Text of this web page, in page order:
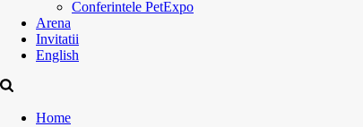
Conferintele PetExpo
Arena
Invitatii
English
Home